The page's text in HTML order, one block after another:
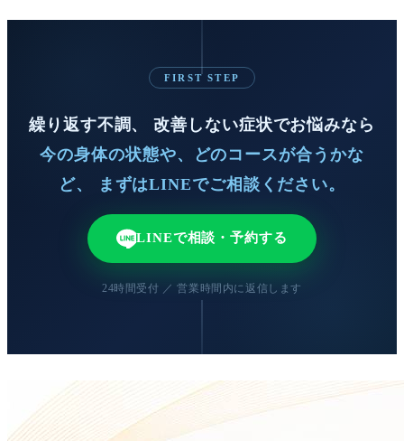
FIRST STEP
繰り返す不調、 改善しない症状でお悩みなら
今の身体の状態や、どのコースが合うかな
ど、 まずはLINEでご相談ください。
LINEで相談・予約する
24時間受付 ／ 営業時間内に返信します